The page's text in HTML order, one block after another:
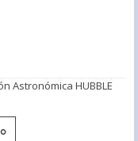
Astronómica HUBBLE